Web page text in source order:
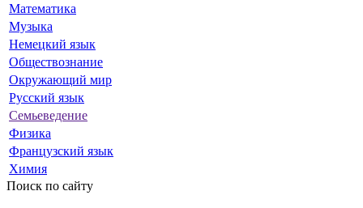
Математика
Музыка
Немецкий язык
Обществознание
Окружающий мир
Русский язык
Семьеведение
Физика
Французский язык
Химия
Поиск по сайту